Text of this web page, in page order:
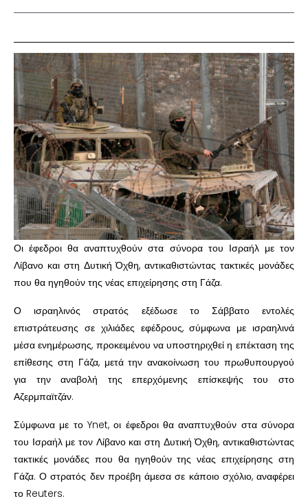
Οι έφεδροι θα αναπτυχθούν στα σύνορα του Ισραήλ με τον
Λίβανο και στη Δυτική Όχθη, αντικαθιστώντας τακτικές μονάδες
που θα ηγηθούν της νέας επιχείρησης στη Γάζα.
Ο ισραηλινός στρατός εξέδωσε το Σάββατο εντολές
επιστράτευσης σε χιλιάδες εφέδρους, σύμφωνα με ισραηλινά
μέσα ενημέρωσης, προκειμένου να υποστηριχθεί η επέκταση της
επίθεσης στη Γάζα, μετά την ανακοίνωση του πρωθυπουργού
για την αναβολή της επερχόμενης επίσκεψής του στο
Αζερμπαϊτζάν.
Σύμφωνα με το Ynet, οι έφεδροι θα αναπτυχθούν στα σύνορα
του Ισραήλ με τον Λίβανο και στη Δυτική Όχθη, αντικαθιστώντας
τακτικές μονάδες που θα ηγηθούν της νέας επιχείρησης στη
Γάζα. Ο στρατός δεν προέβη άμεσα σε κάποιο σχόλιο, αναφέρει
το Reuters.